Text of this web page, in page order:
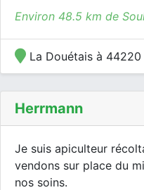
Environ 48.5 km de
La Douétais à
Herrmann
Je suis apiculteur
vendons sur place du
nos soins.